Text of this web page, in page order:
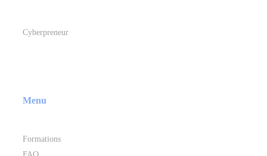
Cyberpreneur
Menu
Formations